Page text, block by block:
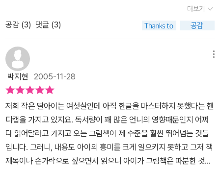
있는 산에 나무좀 봐. 산에 나무는 정말로는 작은게 아닌데 멀리 있으
니까 작아보이지?' 하면서 주변의 사물을 새롭게 볼수 있는 계기를 만
이 왜 없어져?' 없어지는게 아니라고 백날 얘기해도 다음날 다시 묻는
다. '엄마 동물친구가 왜 없어져?' ^^
숲가에서 들판 너머 숲을 볼 때에는 숲이 생쥐보다 작게 보인다. 그런
데 부엉이가 그 숲으로 날아가고, 다른 동물들이 보기에는 그 쪽으로
날아가는 부엉이 역시 점점 작아져 없어질 것처럼 보이는 것이다. 한
동물이 뒤쫓아 가면 그 동물도 작아지니 또 다른 동물이 애가 달아 또
쫓아가고.... 마지막으로 남은 건 생쥐로 다람쥐마저 자꾸 작아져 없
어져 버릴 것 같아 걱정이 되어 쫓아가는데 숲으로 다가갈수록 숲이
커져 보이고, 이에 자신이 작아진다고 생각한다. 안그래도 쪼그만 생
쥐가 더 작아지면 어쩌라고...@@ 숲에 도착하여 다른 동물을 만나고
서야 자신이 작아진 것이 아니라는 걸 알게 된다. 그런데 이번에는 자
신들의 보금자리 숲이 작아졌다. 어떡할까? ^^ 멀어지면 작아져 보이
고, 다시 돌아오면 제 크기 그대로이고... '부엉이가 돌아오면 그대로
일 거야.' 라는 생쥐의 말이 정답이네~ 본문을 보니 영유아들에게 부
더보기
공감 (3) 댓글 (3)
박지현 2005-11-28
저희 작은 딸아이는 여섯살인데 아직 한글을 마스터하지 못했다는 핸
디캡을 가지고 있지요. 독서량이 꽤 많은 언니의 영향때문인지 어쩌
다 읽어달라고 가지고 오는 그림책이 제 수준을 훨씬 뛰어넘는 것들
입니다. 그러니, 내용도 아이의 흥미를 크게 일으키지 못하고 그저 책
제목이나 손가락으로 짚으면서 읽으니 아이가 그림책은 따분한 것이